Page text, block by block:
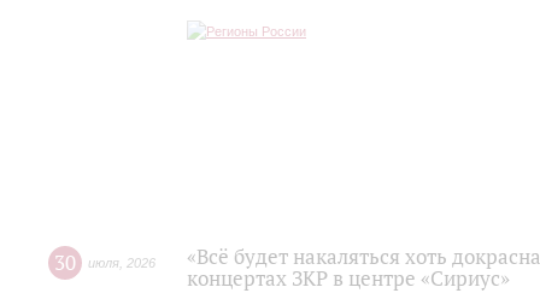
30 июля 2026
«Всё будет накаляться хоть
концертах ЗКР в центре «Сириус»